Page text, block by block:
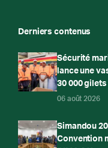
Derniers contenus
Sécurité
lance une
30 000
06 août 2026
Simandou
Convention